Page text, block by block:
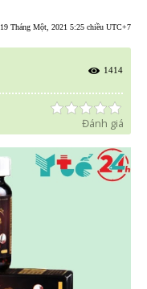
19 Tháng Một, 2021 5:25 chiều UTC+7
1414
Đánh giá